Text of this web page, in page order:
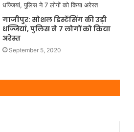
गाजीपुर: सोशल डिस्टेंसिंग की उड़ी
धज्जियां, पुलिस ने 7 लोगों को किया
अरेस्त
September 5, 2020